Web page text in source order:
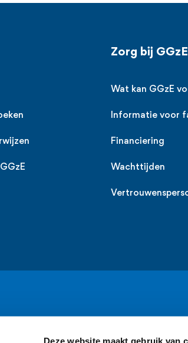
Deze website maakt gebruik van
Zorg bij GGzE
Wat kan GGzE
Informatie voor
Financiering
Wachttijden